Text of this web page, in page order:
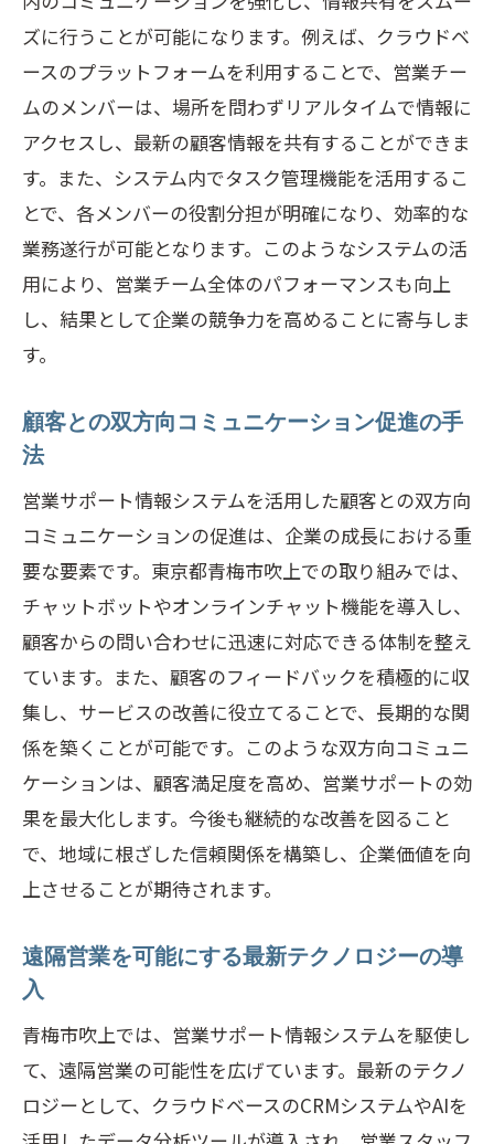
ズに行うことが可能になります。例えば、クラウドベ
ースのプラットフォームを利用することで、営業チー
ムのメンバーは、場所を問わずリアルタイムで情報に
アクセスし、最新の顧客情報を共有することができま
す。また、システム内でタスク管理機能を活用するこ
とで、各メンバーの役割分担が明確になり、効率的な
業務遂行が可能となります。このようなシステムの活
用により、営業チーム全体のパフォーマンスも向上
し、結果として企業の競争力を高めることに寄与しま
す。
顧客との双方向コミュニケーション促進の手
法
営業サポート情報システムを活用した顧客との双方向
コミュニケーションの促進は、企業の成長における重
要な要素です。東京都青梅市吹上での取り組みでは、
チャットボットやオンラインチャット機能を導入し、
顧客からの問い合わせに迅速に対応できる体制を整え
ています。また、顧客のフィードバックを積極的に収
集し、サービスの改善に役立てることで、長期的な関
係を築くことが可能です。このような双方向コミュニ
ケーションは、顧客満足度を高め、営業サポートの効
果を最大化します。今後も継続的な改善を図ること
で、地域に根ざした信頼関係を構築し、企業価値を向
上させることが期待されます。
遠隔営業を可能にする最新テクノロジーの導
入
青梅市吹上では、営業サポート情報システムを駆使し
て、遠隔営業の可能性を広げています。最新のテクノ
ロジーとして、クラウドベースのCRMシステムやAIを